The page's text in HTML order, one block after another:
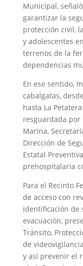
Municipal,
garantizar la
protección civil,
y adolescentes
terrenos de la
dependencias
En ese sentido,
cabalgatas,
hasta La
resguardada por
Marina,
Dirección de
Estatal
prehospitalaria
Para el Recinto
de acceso con
identificación de
evacuación,
Tránsito,
de
y así prevenir el